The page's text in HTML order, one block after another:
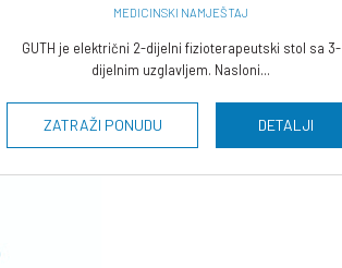
MEDICINSKI NAMJEŠTAJ
GUTH je električni 2-dijelni fizioterapeutski stol sa 3-
dijelnim uzglavljem. Nasloni...
ZATRAŽI PONUDU DETALJI